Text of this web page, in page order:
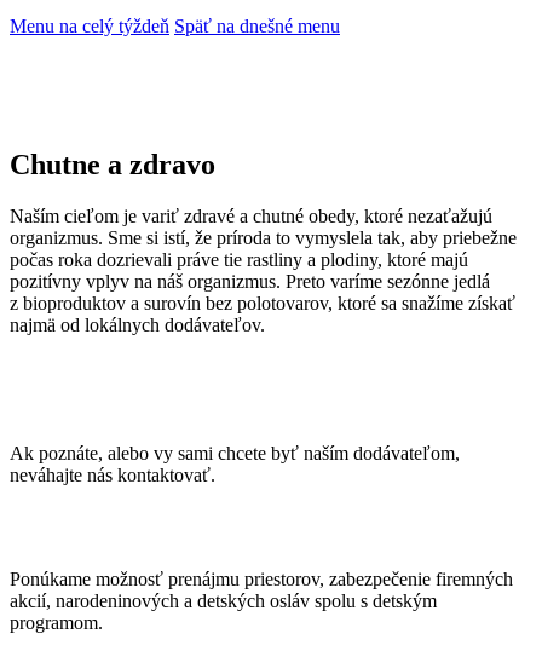
Menu na celý týždeň Späť na dnešné menu
Chutne a zdravo
Naším cieľom je variť zdravé a chutné obedy, ktoré nezaťažujú
organizmus. Sme si istí, že príroda to vymyslela tak, aby priebežne
počas roka dozrievali práve tie rastliny a plodiny, ktoré majú
pozitívny vplyv na náš organizmus. Preto varíme sezónne jedlá
z bioproduktov a surovín bez polotovarov, ktoré sa snažíme získať
najmä od lokálnych dodávateľov.
Ak poznáte, alebo vy sami chcete byť naším dodávateľom,
neváhajte nás kontaktovať.
Ponúkame možnosť prenájmu priestorov, zabezpečenie firemných
akcií, narodeninových a detských osláv spolu s detským
programom.